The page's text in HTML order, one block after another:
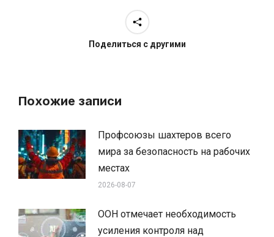
Поделиться с другими
Похожие записи
Профсоюзы шахтеров всего
мира за безопасность на рабочих
местах
2026-08-07
ООН отмечает необходимость
усиления контроля над